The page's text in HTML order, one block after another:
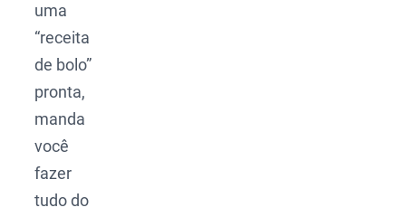
uma
“receita
de bolo”
pronta,
manda
você
fazer
tudo do